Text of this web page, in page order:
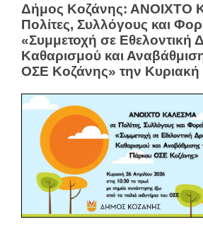
Δήμος Κοζάνης: ΑΝΟΙΧΤΟ
Πολίτες, Συλλόγους και
«Συμμετοχή σε Εθελοντική
Καθαρισμού και
ΟΣΕ Κοζάνης» την Κυριακή